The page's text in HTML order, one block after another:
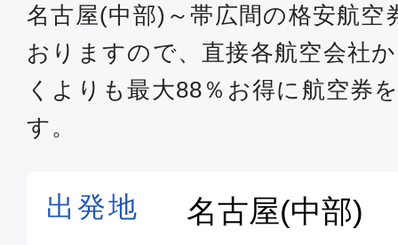
名古屋(中部)～帯広間の格安航空
おりますので、直接各航空会社
くよりも最大88％お得に航空券
す。